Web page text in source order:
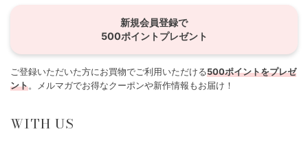
新規会員登録で
500ポイントプレゼント
ご登録いただいた方にお買物でご利用いただける500ポイントをプレゼ
ント。メルマガでお得なクーポンや新作情報もお届け！
WITH US